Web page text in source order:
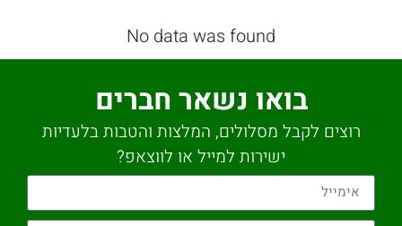
No data was found
בואו נשאר חברים
רוצים לקבל מסלולים, המלצות והטבות בלעדיות
ישירות למייל או לווצאפ?